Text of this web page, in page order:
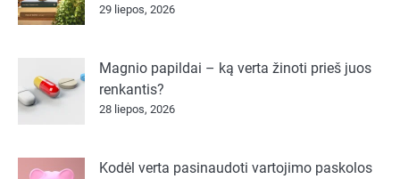
29 liepos, 2026
Magnio papildai – ką verta žinoti prieš juos
renkantis?
28 liepos, 2026
Kodėl verta pasinaudoti vartojimo paskolos